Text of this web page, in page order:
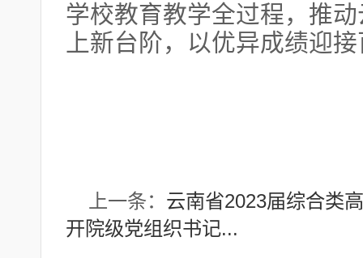
学校教育教学全过程，推
上新台阶，以优异成绩迎
上一条： 云南省2023届综合类
开院级党组织书记...